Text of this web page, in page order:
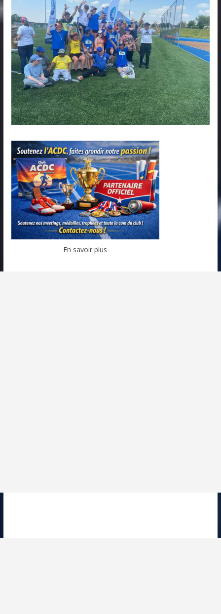
En savoir plus